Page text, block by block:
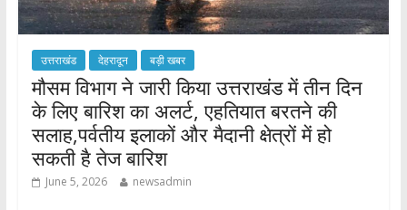
उत्तराखंड देहरादून बड़ी खबर
मौसम विभाग ने जारी किया उत्तराखंड में तीन दिन
के लिए बारिश का अलर्ट, एहतियात बरतने की
सलाह,पर्वतीय इलाकों और मैदानी क्षेत्रों में हो
सकती है तेज बारिश
June 5, 2026 newsadmin